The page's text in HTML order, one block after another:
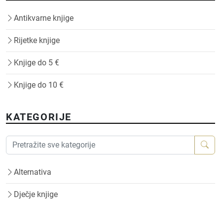
Antikvarne knjige
Rijetke knjige
Knjige do 5 €
Knjige do 10 €
KATEGORIJE
Alternativa
Dječje knjige